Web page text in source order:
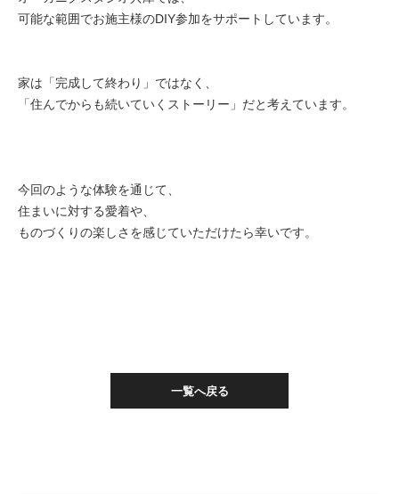
可能な範囲でお施主様のDIY参加をサポートしています。
家は「完成して終わり」ではなく、
「住んでからも続いていくストーリー」だと考えています。
今回のような体験を通じて、
住まいに対する愛着や、
ものづくりの楽しさを感じていただけたら幸いです。
一覧へ戻る